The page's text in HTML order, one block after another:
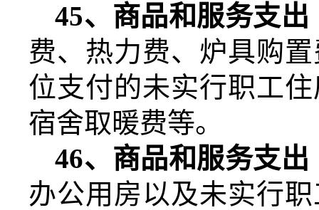
45、商品和服务支
费、热力费、炉具购
位支付的未实行职工
宿舍取暖费等。
46、商品和服务支
办公用房以及未实行